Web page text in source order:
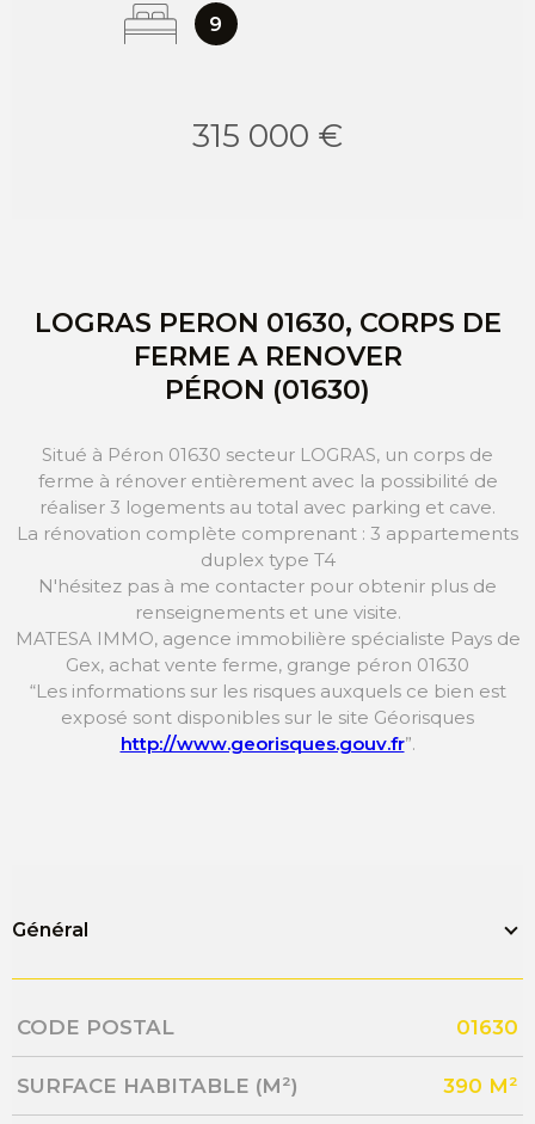
9
315 000 €
LOGRAS PERON 01630, CORPS DE
FERME A RENOVER
PÉRON (01630)
Situé à Péron 01630 secteur LOGRAS, un corps de
ferme à rénover entièrement avec la possibilité de
réaliser 3 logements au total avec parking et cave.
La rénovation complète comprenant : 3 appartements
duplex type T4
N'hésitez pas à me contacter pour obtenir plus de
renseignements et une visite.
MATESA IMMO, agence immobilière spécialiste Pays de
Gex, achat vente ferme, grange péron 01630
“Les informations sur les risques auxquels ce bien est
exposé sont disponibles sur le site Géorisques
http://www.georisques.gouv.fr”.
Général
Caractérisque Valeurs
CODE POSTAL 01630
SURFACE HABITABLE (M²) 390 M²